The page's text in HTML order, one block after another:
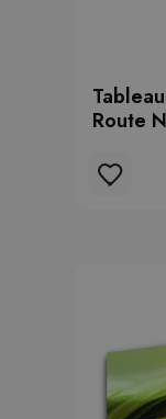
Route